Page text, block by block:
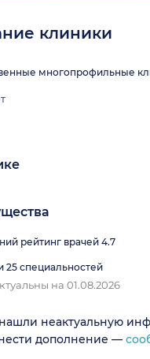
клиники
многопрофильные
рейтинг врачей 4.7
25 специальностей
на 01.08.2026
неактуальную
дополнение —